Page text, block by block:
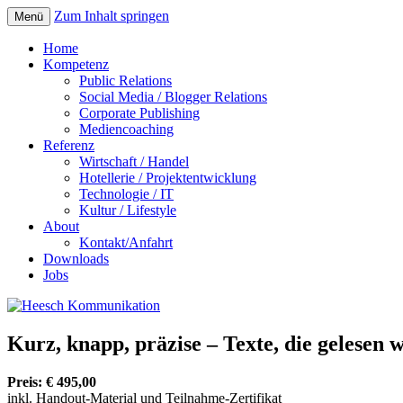
Menü Zum Inhalt springen
Home
Kompetenz
Public Relations
Social Media / Blogger Relations
Corporate Publishing
Mediencoaching
Referenz
Wirtschaft / Handel
Hotellerie / Projektentwicklung
Technologie / IT
Kultur / Lifestyle
About
Kontakt/Anfahrt
Downloads
Jobs
Kurz, knapp, präzise – Texte, die gelesen
Preis: € 495,00
inkl. Handout-Material und Teilnahme-Zertifikat